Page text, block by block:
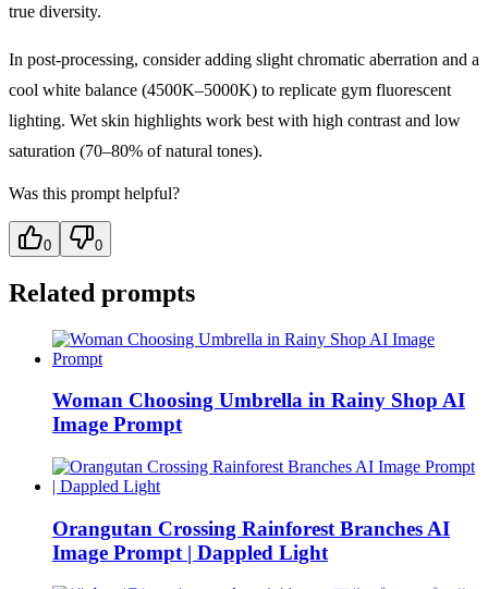
true diversity.
In post-processing, consider adding slight chromatic aberration and a
cool white balance (4500K–5000K) to replicate gym fluorescent
lighting. Wet skin highlights work best with high contrast and low
saturation (70–80% of natural tones).
Was this prompt helpful?
0 0
Related prompts
Woman Choosing Umbrella in Rainy Shop AI
Image Prompt
Orangutan Crossing Rainforest Branches AI
Image Prompt | Dappled Light